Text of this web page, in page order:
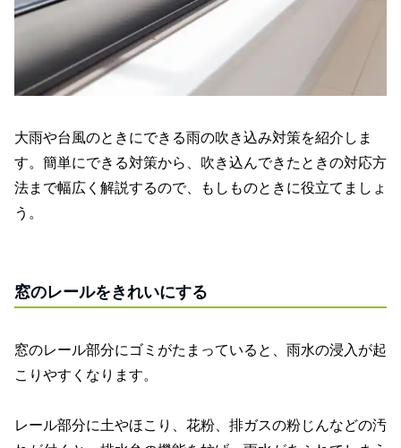
大雨や台風のときにできる雨の吹き込み対策を紹介しま
す。簡単にできる対策から、吹き込んできたときの対応方
法まで幅広く解説するので、もしものときに役立てましょ
う。
窓のレールをきれいにする
窓のレール部分にゴミがたまっていると、雨水の浸入が起
こりやすくなります。
レール部分に土やほこり、花粉、排ガスの粉じんなどの汚